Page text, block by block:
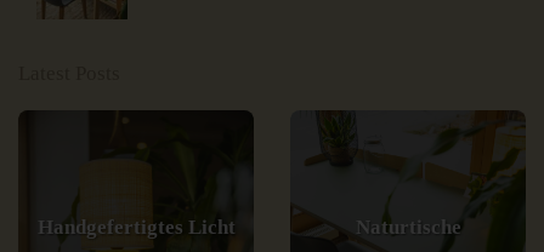
Handgefertigtes Licht Naturtische